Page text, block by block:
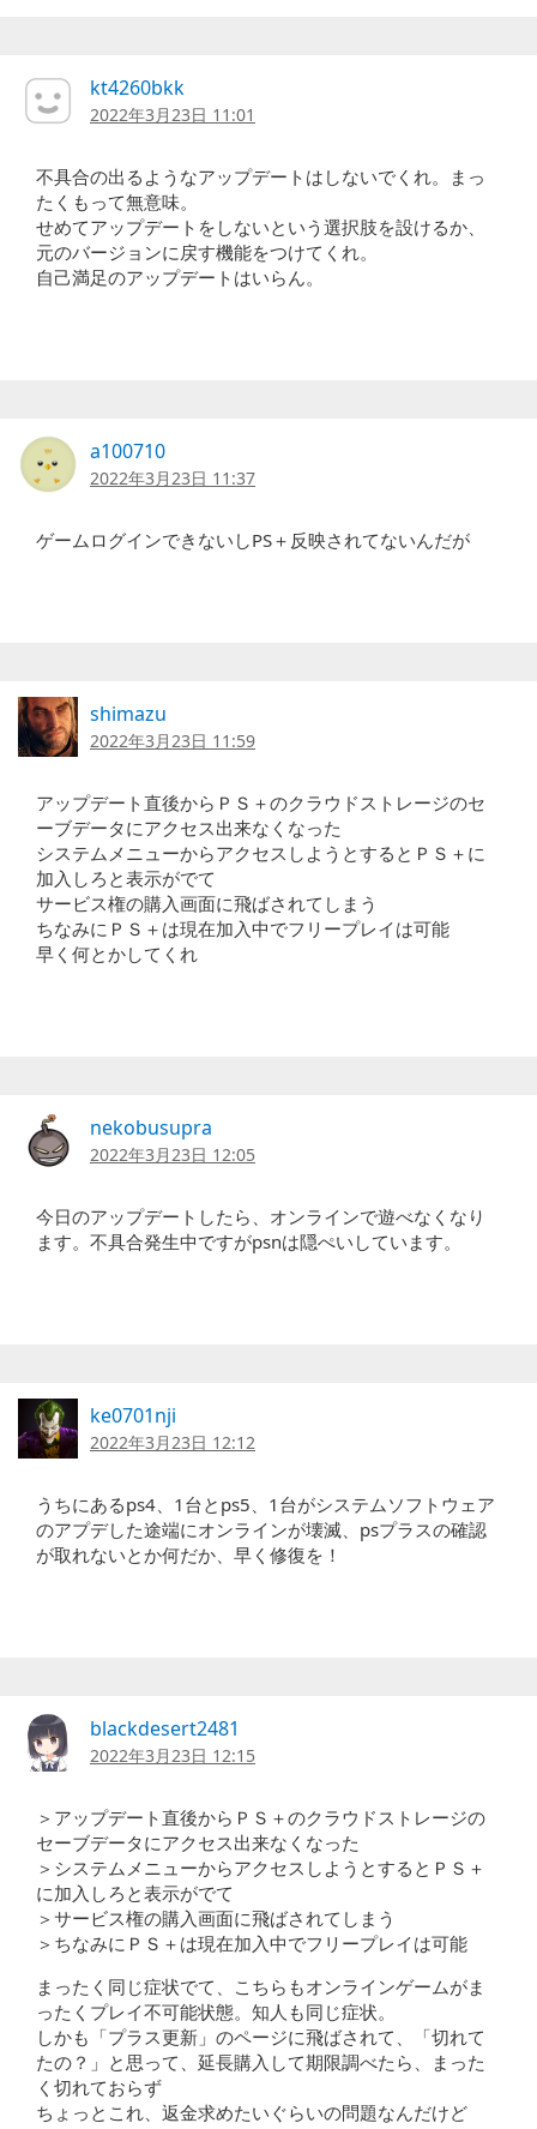
kt4260bkk
2022年3月23日 11:01
不具合の出るようなアップデートはしないでくれ。まっ
たくもって無意味。
せめてアップデートをしないという選択肢を設けるか、
元のバージョンに戻す機能をつけてくれ。
自己満足のアップデートはいらん。
a100710
2022年3月23日 11:37
ゲームログインできないしPS＋反映されてないんだが
shimazu
2022年3月23日 11:59
アップデート直後からＰＳ＋のクラウドストレージのセ
ーブデータにアクセス出来なくなった
システムメニューからアクセスしようとするとＰＳ＋に
加入しろと表示がでて
サービス権の購入画面に飛ばされてしまう
ちなみにＰＳ＋は現在加入中でフリープレイは可能
早く何とかしてくれ
nekobusupra
2022年3月23日 12:05
今日のアップデートしたら、オンラインで遊べなくなり
ます。不具合発生中ですがpsnは隠ぺいしています。
ke0701nji
2022年3月23日 12:12
うちにあるps4、1台とps5、1台がシステムソフトウェア
のアプデした途端にオンラインが壊滅、psプラスの確認
が取れないとか何だか、早く修復を！
blackdesert2481
2022年3月23日 12:15
＞アップデート直後からＰＳ＋のクラウドストレージの
セーブデータにアクセス出来なくなった
＞システムメニューからアクセスしようとするとＰＳ＋
に加入しろと表示がでて
＞サービス権の購入画面に飛ばされてしまう
＞ちなみにＰＳ＋は現在加入中でフリープレイは可能
まったく同じ症状でて、こちらもオンラインゲームがま
ったくプレイ不可能状態。知人も同じ症状。
しかも「プラス更新」のページに飛ばされて、「切れて
たの？」と思って、延長購入して期限調べたら、まった
く切れておらず
ちょっとこれ、返金求めたいぐらいの問題なんだけど